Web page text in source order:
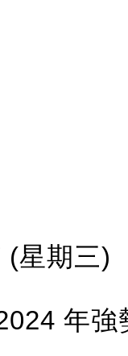
(星期三)
年